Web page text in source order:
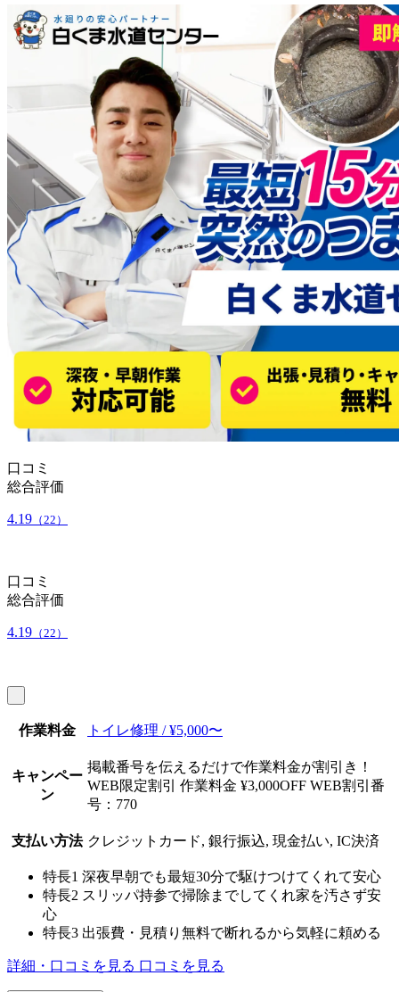
口コミ
総合評価
4.19 （22）
口コミ
総合評価
4.19 （22）
作業料金 トイレ修理 / ¥5,000〜
キャンペー
ン
掲載番号を伝えるだけで作業料金が割引き！
WEB限定割引 作業料金 ¥3,000OFF WEB割引番
号：770
支払い方法 クレジットカード, 銀行振込, 現金払い, IC決済
特長1 深夜早朝でも最短30分で駆けつけてくれて安心
特長2 スリッパ持参で掃除までしてくれ家を汚さず安
心
特長3 出張費・見積り無料で断れるから気軽に頼める
詳細・口コミを見る 口コミを見る